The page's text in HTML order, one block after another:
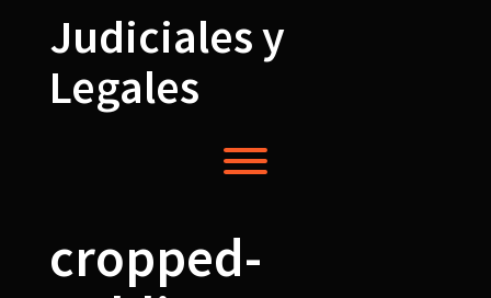
contenidoJudiciales y
Legales
Alternardor de visibilidad del menú.
cropped-